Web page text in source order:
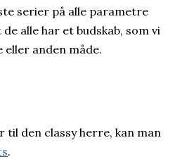
serier på alle parametre
alle har et budskab, som vi
eller anden måde.
den classy herre, kan man
.